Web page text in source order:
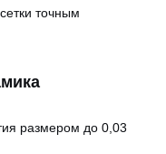
точным
размером до 0,03